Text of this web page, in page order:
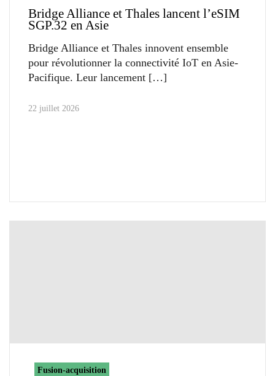
Bridge Alliance et Thales lancent l’eSIM
SGP.32 en Asie
Bridge Alliance et Thales innovent ensemble
pour révolutionner la connectivité IoT en Asie-
Pacifique. Leur lancement
22 juillet 2026
Fusion-acquisition